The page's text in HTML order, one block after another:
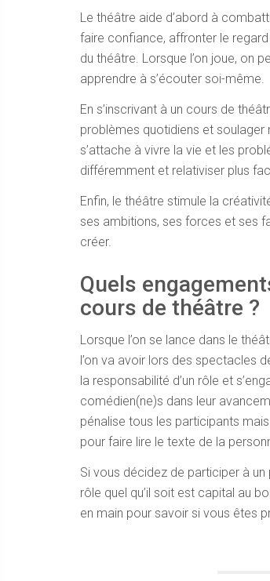
Le théâtre aide d’abord à
faire confiance, affronter le
du théâtre. Lorsque l’on joue, on
apprendre à s’écouter soi-même.
En s’inscrivant à un cours de
problèmes quotidiens et soulager
s’attache à vivre la vie et les
différemment et relativiser plus
Enfin, le théâtre stimule la
ses ambitions, ses forces et ses
créer.
Quels
cours de théâtre ?
Lorsque l’on se lance dans le
l’on va avoir lors des spectacles
la responsabilité d’un rôle et
comédien(ne)s dans leur
pénalise tous les participants
pour faire lire le texte de la
Si vous décidez de participer à
rôle quel qu’il soit est capital au
en main pour savoir si vous êtes